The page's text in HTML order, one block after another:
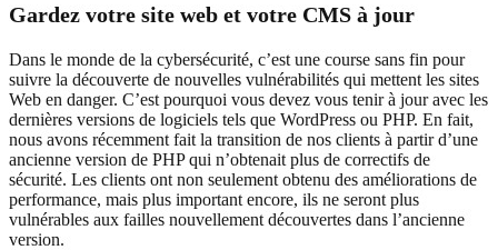
Gardez votre site web et votre CMS à jour
Dans le monde de la cybersécurité, c’est une course sans fin pour
suivre la découverte de nouvelles vulnérabilités qui mettent les sites
Web en danger. C’est pourquoi vous devez vous tenir à jour avec les
dernières versions de logiciels tels que WordPress ou PHP. En fait,
nous avons récemment fait la transition de nos clients à partir d’une
ancienne version de PHP qui n’obtenait plus de correctifs de
sécurité. Les clients ont non seulement obtenu des améliorations de
performance, mais plus important encore, ils ne seront plus
vulnérables aux failles nouvellement découvertes dans l’ancienne
version.